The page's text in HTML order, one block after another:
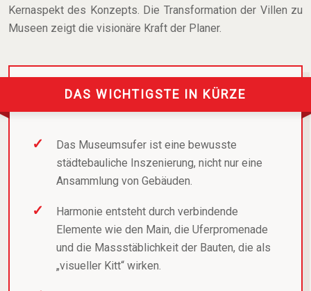
Kernaspekt des Konzepts. Die Transformation der Villen zu
Museen zeigt die visionäre Kraft der Planer.
DAS WICHTIGSTE IN KÜRZE
Das Museumsufer ist eine bewusste
städtebauliche Inszenierung, nicht nur eine
Ansammlung von Gebäuden.
Harmonie entsteht durch verbindende
Elemente wie den Main, die Uferpromenade
und die Massstäblichkeit der Bauten, die als
„visueller Kitt“ wirken.